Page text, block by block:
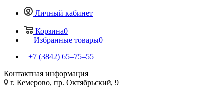
Личный кабинет
Корзина0
Избранные товары0
+7 (3842) 65–75–55
Контактная информация
г. Кемерово, пр. Октябрьский, 9